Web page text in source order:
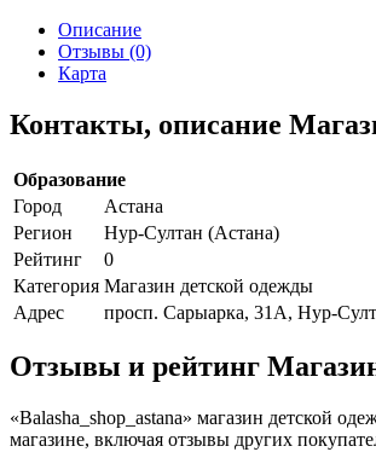
Описание
Отзывы (0)
Карта
Контакты, описание
Образование
Город
Астана
Регион
Нур-Султан (Астана)
Рейтинг
0
Категория Магазин детской одежды
Адрес
просп. Сарыарка, 31А, Нур-
Отзывы и рейтинг
«Balasha_shop_astana» магазин детской
магазине, включая отзывы других